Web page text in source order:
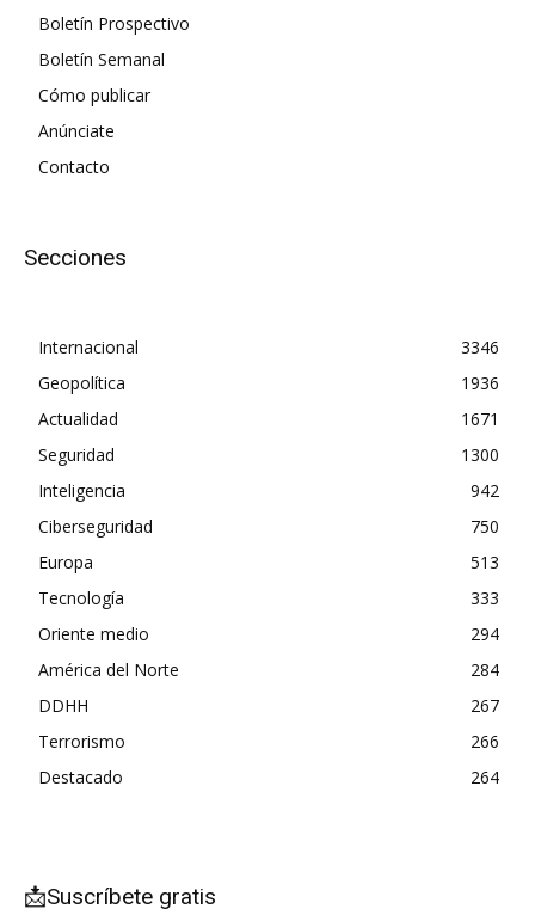
Boletín Prospectivo
Boletín Semanal
Cómo publicar
Anúnciate
Contacto
Secciones
Internacional
3346
Geopolítica
1936
Actualidad
1671
Seguridad
1300
Inteligencia
942
Ciberseguridad
750
Europa
513
Tecnología
333
Oriente medio
294
América del Norte
284
DDHH
267
Terrorismo
266
Destacado
264
📩Suscríbete gratis